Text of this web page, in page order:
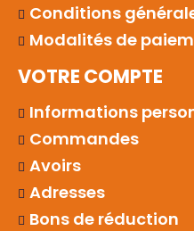
Conditions
Modalités de
VOTRE COMPTE
Informations
Commandes
Avoirs
Adresses
Bons de réduction